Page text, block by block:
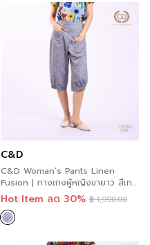
C&D
C&D Woman’s Pants Linen
Fusion | กางเกงผู้หญิงขายาว สีเทา
C9ZFDG
Hot Item ลด 30% ฿1,990.00